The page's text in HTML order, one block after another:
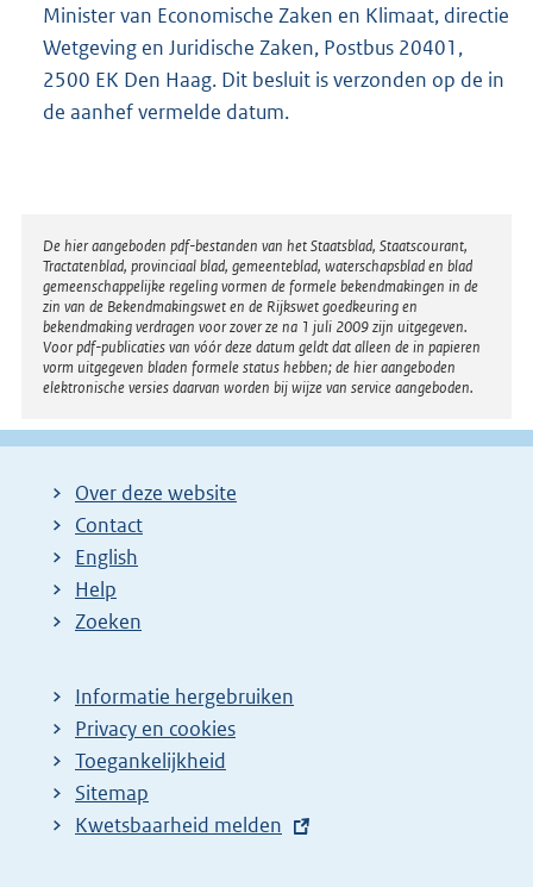
Minister van Economische Zaken en Klimaat, directie
Wetgeving en Juridische Zaken, Postbus 20401,
2500 EK Den Haag. Dit besluit is verzonden op de in
de aanhef vermelde datum.
Disclaimer
De hier aangeboden pdf-bestanden van het Staatsblad, Staatscourant,
Tractatenblad, provinciaal blad, gemeenteblad, waterschapsblad en blad
gemeenschappelijke regeling vormen de formele bekendmakingen in de
zin van de Bekendmakingswet en de Rijkswet goedkeuring en
bekendmaking verdragen voor zover ze na 1 juli 2009 zijn uitgegeven.
Voor pdf-publicaties van vóór deze datum geldt dat alleen de in papieren
vorm uitgegeven bladen formele status hebben; de hier aangeboden
elektronische versies daarvan worden bij wijze van service aangeboden.
Over deze website
Contact
English
Help
Zoeken
Informatie hergebruiken
Privacy en cookies
Toegankelijkheid
Sitemap
E
Kwetsbaarheid melden